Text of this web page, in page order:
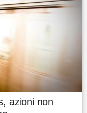
azioni non